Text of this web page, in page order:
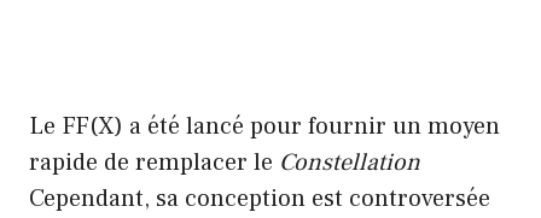
Le FF(X) a été lancé pour fournir un moyen
rapide de remplacer le Constellation
Cependant, sa conception est controversée